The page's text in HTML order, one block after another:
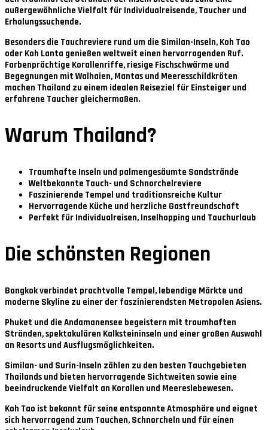
außergewöhnliche Vielfalt für Individualreisende, Taucher und
Erholungssuchende.
Besonders die Tauchreviere rund um die Similan-Inseln, Koh Tao
oder Koh Lanta genießen weltweit einen hervorragenden Ruf.
Farbenprächtige Korallenriffe, riesige Fischschwärme und
Begegnungen mit Walhaien, Mantas und Meeresschildkröten
machen Thailand zu einem idealen Reiseziel für Einsteiger und
erfahrene Taucher gleichermaßen.
Warum Thailand?
Traumhafte Inseln und palmengesäumte Sandstrände
Weltbekannte Tauch- und Schnorchelreviere
Faszinierende Tempel und traditionsreiche Kultur
Hervorragende Küche und herzliche Gastfreundschaft
Perfekt für Individualreisen, Inselhopping und Tauchurlaub
Die schönsten Regionen
Bangkokverbindet prachtvolle Tempel, lebendige Märkte und
moderne Skyline zu einer der faszinierendsten Metropolen Asiens.
Phuket und die Andamanensee begeistern mit traumhaften
Stränden, spektakulären Kalksteininseln und einer großen Auswahl
an Resorts und Ausflugsmöglichkeiten.
Similan- und Surin-Inseln zählen zu den besten Tauchgebieten
Thailands und bieten hervorragende Sichtweiten sowie eine
beeindruckende Vielfalt an Korallen und Meereslebewesen.
Koh Tao ist bekannt für seine entspannte Atmosphäre und eignet
sich hervorragend zum Tauchen, Schnorcheln und für einen